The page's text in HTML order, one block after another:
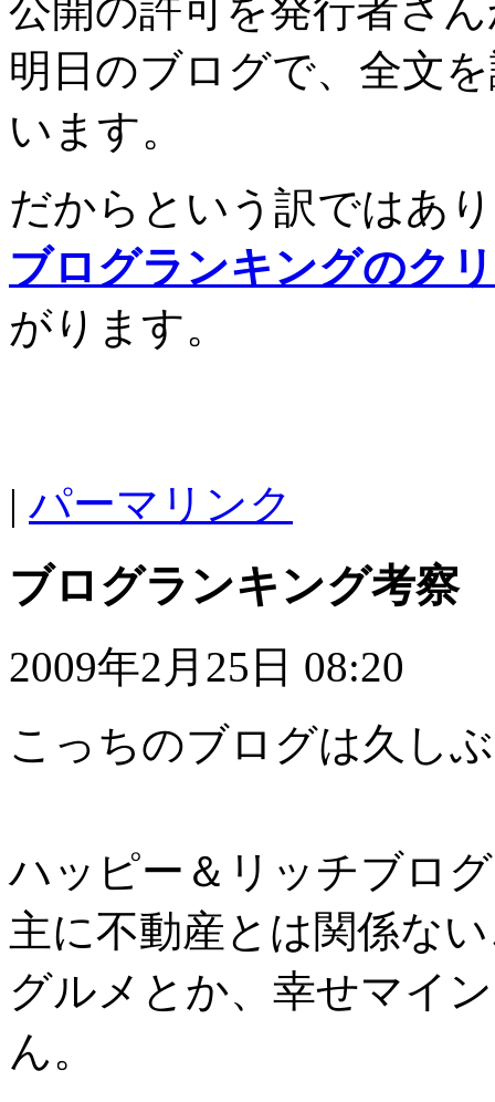
公開の許可を発行者さ
明日のブログで、全文
います。
だからという訳ではあ
ブログランキングのク
がります。
| パーマリンク
ブログランキング考察
2009年2月25日 08:20
こっちのブログは久し
ハッピー＆リッチブロ
主に不動産とは関係な
グルメとか、幸せマイ
ん。